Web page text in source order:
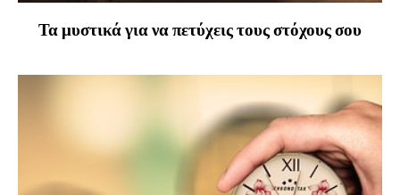
Τα μυστικά για να πετύχεις τους στόχους σου